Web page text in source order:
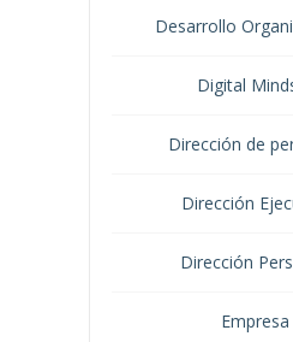
Desarrollo
Digital
Dirección de
Dirección
Dirección
Empresa